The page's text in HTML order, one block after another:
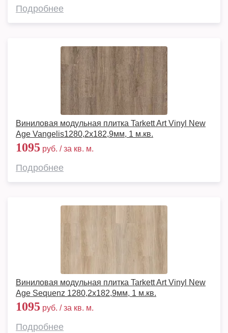
Подробнее
Виниловая модульная плитка Tarkett Art Vinyl New
Age Vangelis1280,2х182,9мм, 1 м.кв.
1095 руб. / за кв. м.
Подробнее
Виниловая модульная плитка Tarkett Art Vinyl New
Age Sequenz 1280,2х182,9мм, 1 м.кв.
1095 руб. / за кв. м.
Подробнее